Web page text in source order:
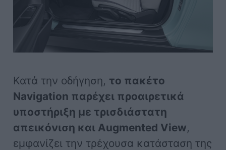
Κατά την οδήγηση, το πακέτο
Navigation παρέχει προαιρετικά
υποστήριξη με τρισδιάστατη
απεικόνιση και Augmented View,
εμφανίζει την τρέχουσα κατάσταση της